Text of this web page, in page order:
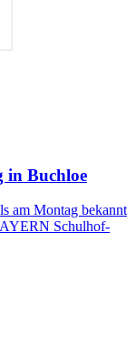
in Buchloe
am Montag bekannt
Schulhof-